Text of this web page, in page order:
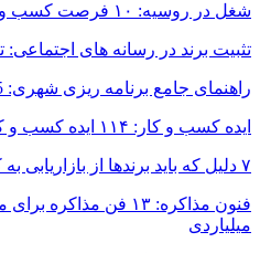
شغل در روسیه: ۱۰ فرصت کسب و کار عالی در کشور روسیه
تثبیت برند در رسانه های
راهنمای جامع برنامه ریزی شهری: 5 نکته برای توسعه شهری
ایده کسب و کار: ۱۱۴ ایده کسب و کار زودبازده با سرمایه گذاری…
۷ دلیل که باید برندها از بازاریابی به کمک هوش مصنوعی بهره…
فنون مذاکره: ۱۳ فن
میلیاردی